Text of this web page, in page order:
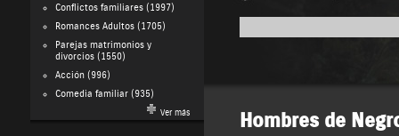
Conflictos familiares(1997)
Romances Adultos(1705)
Parejas matrimonios y
divorcios(1550)
Acción(996)
Comedia familiar(935)
Ver más Hombres de